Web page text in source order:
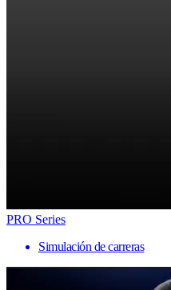
PRO Series
Simulación de carreras